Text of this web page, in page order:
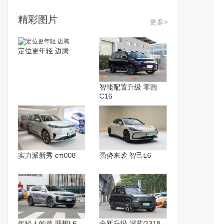
精彩图片 更多>
定位更年轻 迈腾
智能配置升级 零跑
C16
实力派新秀 eπ008 强势来袭 智己L6